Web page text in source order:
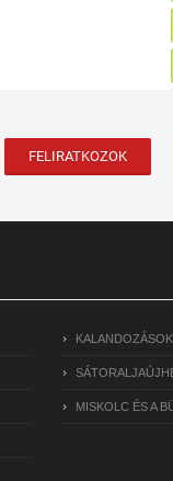
MISKOLC ÉS A